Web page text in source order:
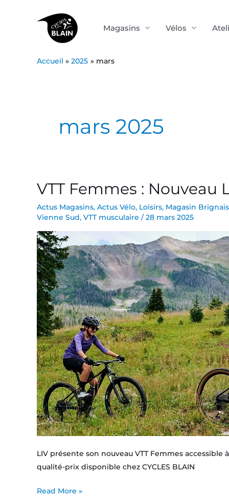
Magasins Vélos
Accueil 2025 mars
mars 2025
VTT Femmes : Nouveau
Actus Magasins, Actus Vélo, Loisirs, Magasin Brignais
Vienne Sud, VTT musculaire /28 mars 2025
LIV présente son nouveau VTT Femmes
qualité-prix disponible chez CYCLES BLAIN
VTT
:
Liv
Tempt
2025
pour
toutes
Read More »